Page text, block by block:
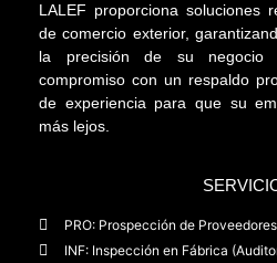
LALEF proporciona soluciones
de comercio exterior,
la precisión de su negocio
compromiso con un respaldo
de experiencia para que su
más lejos.
PRO: Prospección de Proveedores
INF: Inspección en Fábrica